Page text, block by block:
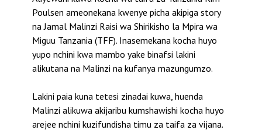
Poulsen ameonekana kwenye picha akipiga story
na Jamal Malinzi Raisi wa Shirikisho la Mpira wa
Miguu Tanzania (TFF). Inasemekana kocha huyo
yupo nchini kwa mambo yake binafsi lakini
alikutana na Malinzi na kufanya mazungumzo.
Lakini paia kuna tetesi zinadai kuwa, huenda
Malinzi alikuwa akijaribu kumshawishi kocha huyo
arejee nchini kuzifundisha timu za taifa za vijana.